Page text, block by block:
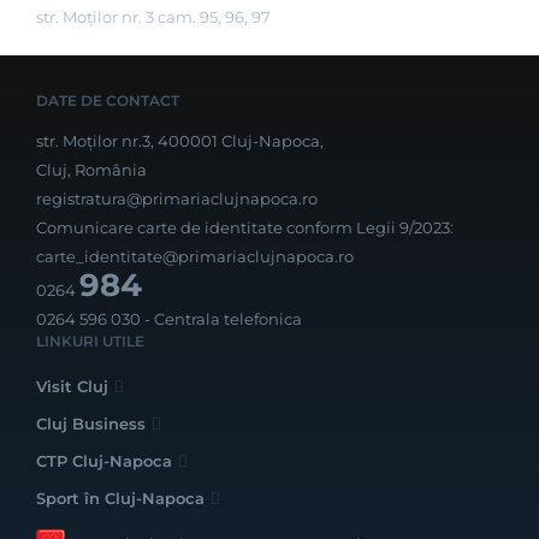
str. Moților nr. 3 cam. 95, 96, 97
DATE DE CONTACT
str. Moților nr.3, 400001 Cluj-Napoca,
Cluj, România
registratura@primariaclujnapoca.ro
Comunicare carte de identitate conform Legii 9/2023:
carte_identitate@primariaclujnapoca.ro
0264984
0264 596 030 - Centrala telefonica
LINKURI UTILE
Visit Cluj
Cluj Business
CTP Cluj-Napoca
Sport în Cluj-Napoca